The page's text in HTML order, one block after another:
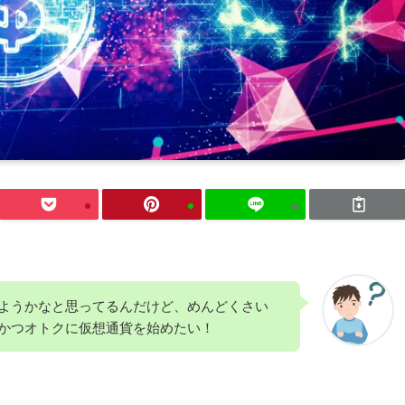
うかなと思ってるんだけど、めんどくさい
オトクに仮想通貨を始めたい！